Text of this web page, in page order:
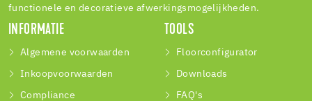
functionele en decoratieve afwerkingsmogelijkheden.
INFORMATIE
Algemene voorwaarden
Inkoopvoorwaarden
Compliance
TOOLS
Floorconfigurator
Downloads
FAQ's